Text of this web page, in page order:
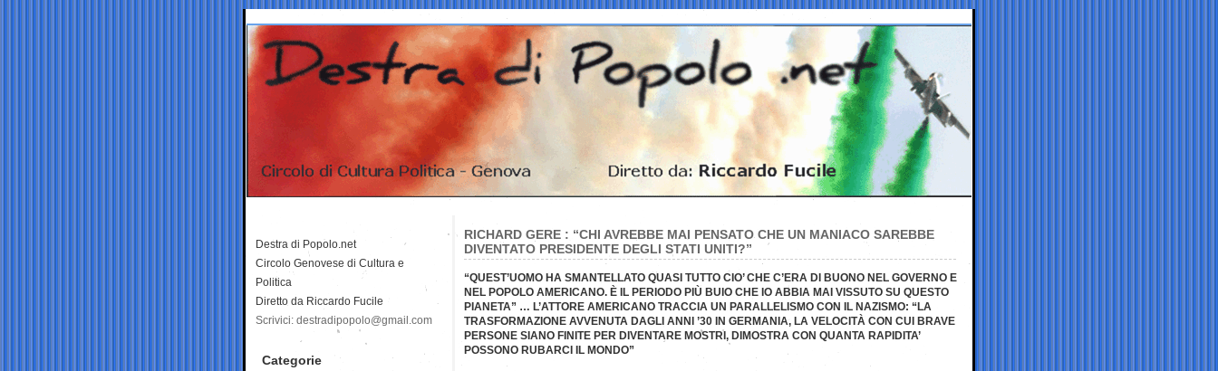
RICHARD GERE : “CHI AVREBBE MAI PENSATO CHE UN MANIACO SAREBBE
DIVENTATO PRESIDENTE DEGLI STATI UNITI?”
“QUEST’UOMO HA SMANTELLATO QUASI TUTTO CIO’ CHE C’ERA DI BUONO NEL GOVERNO E
NEL POPOLO AMERICANO. È IL PERIODO PIÙ BUIO CHE IO ABBIA MAI VISSUTO SU QUESTO
PIANETA” … L’ATTORE AMERICANO TRACCIA UN PARALLELISMO CON IL NAZISMO: “LA
TRASFORMAZIONE AVVENUTA DAGLI ANNI ’30 IN GERMANIA, LA VELOCITÀ CON CUI BRAVE
PERSONE SIANO FINITE PER DIVENTARE MOSTRI, DIMOSTRA CON QUANTA RAPIDITA’
POSSONO RUBARCI IL MONDO”
Destra di Popolo.net
Circolo Genovese di Cultura e
Politica
Diretto da Riccardo Fucile
Scrivici: destradipopolo@gmail.com
Categorie